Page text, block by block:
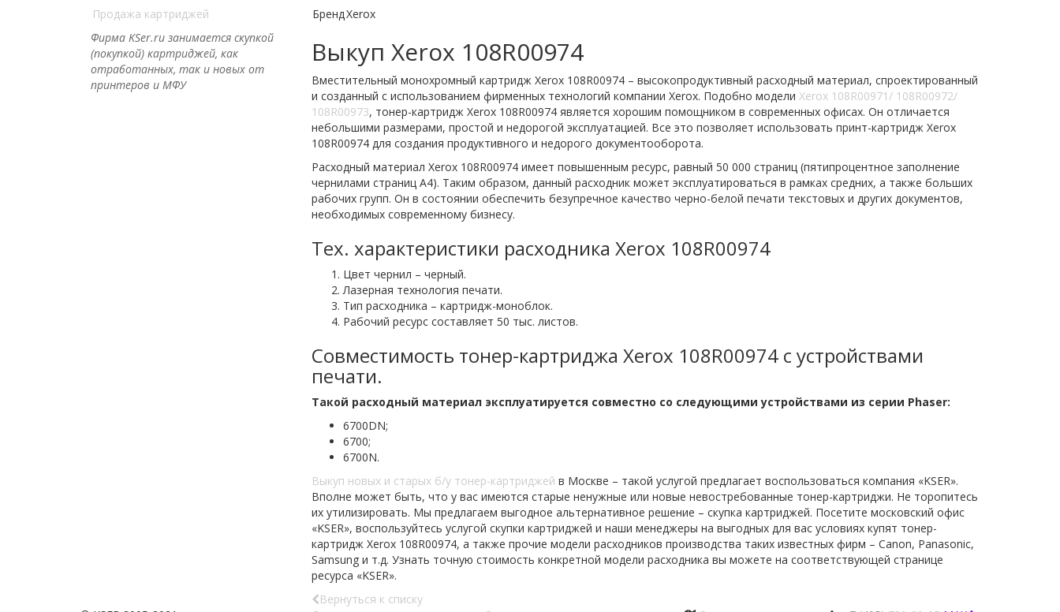
Продажа картриджей
Фирма KSer.ru занимается скупкой
(покупкой) картриджей, как
отработанных, так и новых от
принтеров и МФУ
БрендXerox
Выкуп Xerox 108R00974
Вместительный монохромный картридж Xerox 108R00974 – высокопродуктивный расходный материал, спроектированный
и созданный с использованием фирменных технологий компании Xerox. Подобно модели Xerox 108R00971/ 108R00972/
108R00973, тонер-картридж Xerox 108R00974 является хорошим помощником в современных офисах. Он отличается
небольшими размерами, простой и недорогой эксплуатацией. Все это позволяет использовать принт-картридж Xerox
108R00974 для создания продуктивного и недорого документооборота.
Расходный материал Xerox 108R00974 имеет повышенным ресурс, равный 50 000 страниц (пятипроцентное заполнение
чернилами страниц А4). Таким образом, данный расходник может эксплуатироваться в рамках средних, а также больших
рабочих групп. Он в состоянии обеспечить безупречное качество черно-белой печати текстовых и других документов,
необходимых современному бизнесу.
Тех. характеристики расходника Xerox 108R00974
Цвет чернил – черный.
Лазерная технология печати.
Тип расходника – картридж-моноблок.
Рабочий ресурс составляет 50 тыс. листов.
Совместимость тонер-картриджа Xerox 108R00974 с устройствами
печати.
Такой расходный материал эксплуатируется совместно со следующими устройствами из серии Phaser:
6700DN;
6700;
6700N.
Выкуп новых и старых б/у тонер-картриджей в Москве – такой услугой предлагает воспользоваться компания «KSER».
Вполне может быть, что у вас имеются старые ненужные или новые невостребованные тонер-картриджи. Не торопитесь
их утилизировать. Мы предлагаем выгодное альтернативное решение – скупка картриджей. Посетите московский офис
«KSER», воспользуйтесь услугой скупки картриджей и наши менеджеры на выгодных для вас условиях купят тонер-
картридж Xerox 108R00974, а также прочие модели расходников производства таких известных фирм – Canon, Panasonic,
Samsung и т.д. Узнать точную стоимость конкретной модели расходника вы можете на соответствующей странице
ресурса «KSER».
Вернуться к списку